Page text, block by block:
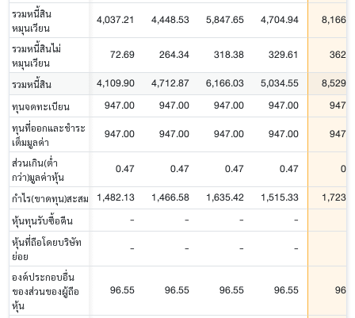
รวมหนี้สิน
หมุนเวียน
4,037.21 4,448.53 5,847.65 4,704.94
รวมหนี้สินไม่
หมุนเวียน
72.69 264.34 318.38 329.61
รวมหนี้สิน 4,109.90 4,712.87 6,166.03 5,034.55
ทุนจดทะเบียน 947.00 947.00 947.00 947.00
ทุนที่ออกและชำระ
เต็มมูลค่า
947.00 947.00 947.00 947.00
ส่วนเกิน(ต่ำ
กว่า)มูลค่าหุ้น
0.47 0.47 0.47 0.47
กำไร(ขาดทุน)สะสม 1,482.13 1,466.58 1,635.42 1,515.33
หุ้นทุนรับซื้อคืน - - - -
หุ้นที่ถือโดยบริษัท
ย่อย
- - - -
องค์ประกอบอื่น
ของส่วนของผู้ถือ
หุ้น
96.55 96.55 96.55 96.55